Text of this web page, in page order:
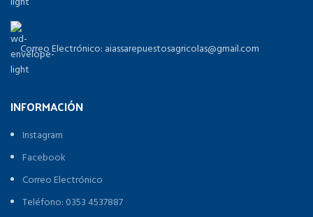
Correo Electrónico: aiassarepuestosagricolas@gmail.com
INFORMACIÓN
Instagram
Facebook
Correo Electrónico
Teléfono: 0353 4537887